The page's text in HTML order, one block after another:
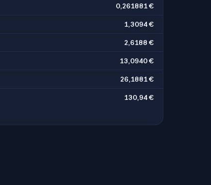
0,261881 €
1,3094 €
2,6188 €
13,0940 €
26,1881 €
130,94 €